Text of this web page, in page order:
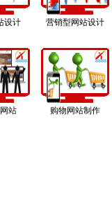
设计 营销型网站设计
站 购物网站制作